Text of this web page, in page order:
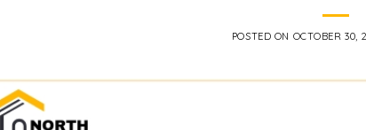
POSTED ON OCTOBER 30,